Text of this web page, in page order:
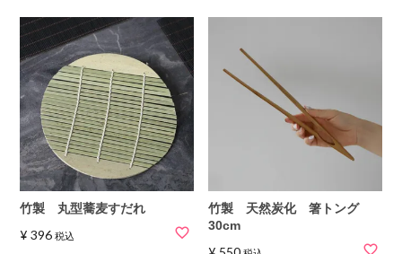
竹製 丸型蕎麦すだれ
¥ 396 税込
竹製 天然炭化 箸トング
30cm